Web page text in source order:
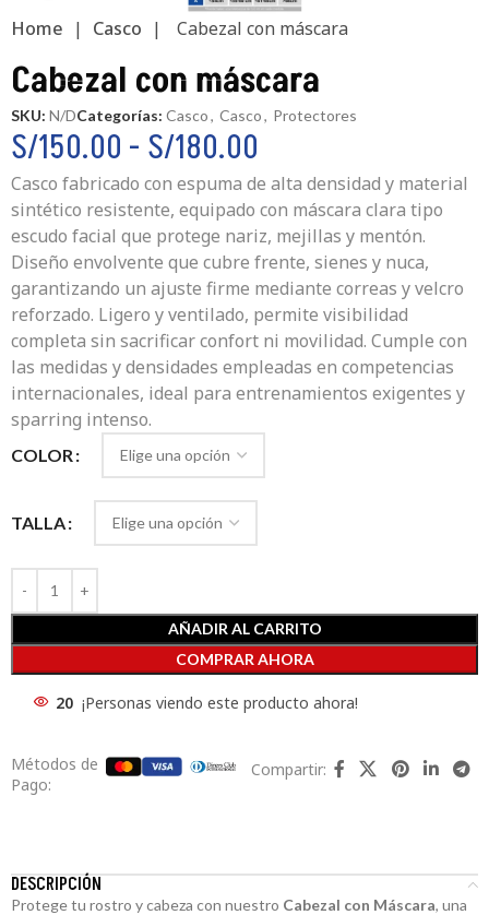
Home | Casco | Cabezal con máscara
Cabezal con máscara
SKU: N/DCategorías: Casco, Casco, Protectores
S/150.00 - S/180.00
Casco fabricado con espuma de alta densidad y material
sintético resistente, equipado con máscara clara tipo
escudo facial que protege nariz, mejillas y mentón.
Diseño envolvente que cubre frente, sienes y nuca,
garantizando un ajuste firme mediante correas y velcro
reforzado. Ligero y ventilado, permite visibilidad
completa sin sacrificar confort ni movilidad. Cumple con
las medidas y densidades empleadas en competencias
internacionales, ideal para entrenamientos exigentes y
sparring intenso.
COLOR
TALLA
AÑADIR AL CARRITO
COMPRAR AHORA
20 ¡Personas viendo este producto ahora!
Métodos de
Pago:
Compartir:
DESCRIPCIÓN
Protege tu rostro y cabeza con nuestro Cabezal con Máscara, una